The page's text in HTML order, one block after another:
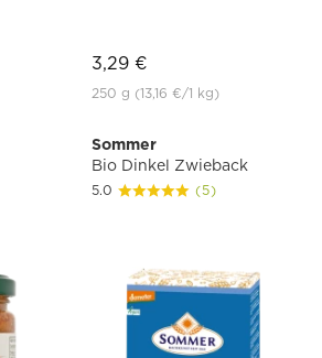
3,29 €
250 g (13,16 €/1 kg)
Sommer
Bio Dinkel Zwieback
5.0 (5)